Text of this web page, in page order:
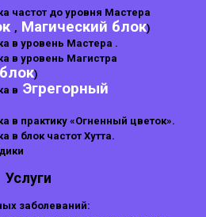
частот до уровня Мастера
, Магический блок)
в уровень Мастера .
в уровень Магистра
)
в Эгрегорный
в практику «Огненный цветок».
в блок частот Хутта.
Услуги
заболеваний: